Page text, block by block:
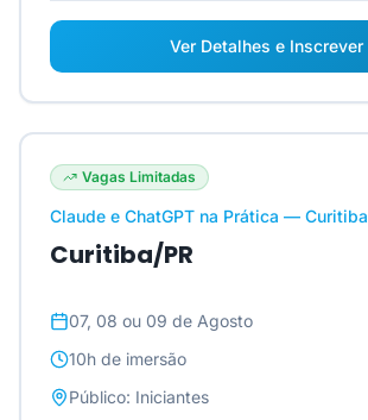
Ver Detalhes e Inscrever
Vagas Limitadas
Claude e ChatGPT na Prática — Curitiba
Curitiba/PR
07, 08 ou 09 de Agosto
10h de imersão
Público: Iniciantes